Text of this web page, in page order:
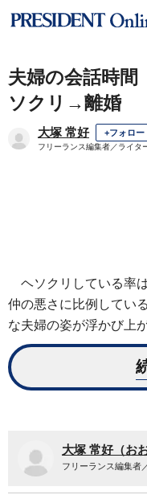
夫婦の会話時間
ソクリ→離婚
大塚 常好 +フォロー
フリーランス編集者／ライタ
ヘソクリしている率
仲の悪さに比例してい
な夫婦の姿が浮かび上が
大塚 常好（お
フリーランス編集者